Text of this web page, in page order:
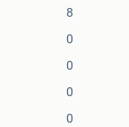
8
0
0
0
0